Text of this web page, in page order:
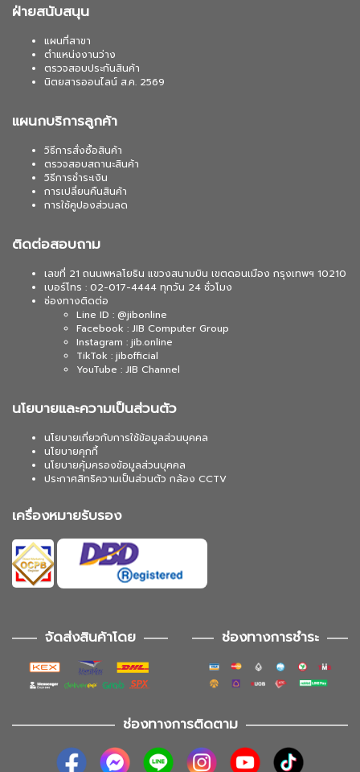
ฝ่ายสนับสนุน
แผนที่สาขา
ตำแหน่งงานว่าง
ตรวจสอบประกันสินค้า
นิตยสารออนไลน์ ส.ค. 2569
แผนกบริการลูกค้า
วิธีการสั่งซื้อสินค้า
ตรวจสอบสถานะสินค้า
วิธีการชำระเงิน
การเปลี่ยนคืนสินค้า
การใช้คูปองส่วนลด
ติดต่อสอบถาม
เลขที่ 21 ถนนพหลโยธิน แขวงสนามบิน เขตดอนเมือง กรุงเทพฯ 10210
เบอร์โทร : 02-017-4444 ทุกวัน 24 ชั่วโมง
ช่องทางติดต่อ
Line ID : @jibonline
Facebook : JIB Computer Group
Instagram : jib.online
TikTok : jibofficial
YouTube : JIB Channel
นโยบายและความเป็นส่วนตัว
นโยบายเกี่ยวกับการใช้ข้อมูลส่วนบุคคล
นโยบายคุกกี้
นโยบายคุ้มครองข้อมูลส่วนบุคคล
ประกาศสิทธิความเป็นส่วนตัว กล้อง CCTV
เครื่องหมายรับรอง
จัดส่งสินค้าโดย ช่องทางการชำระ
ช่องทางการติดตาม